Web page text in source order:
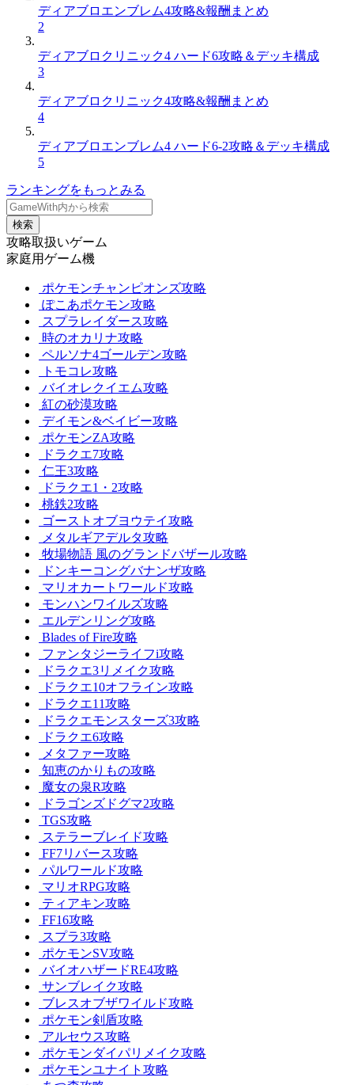
ディアブロエンブレム4攻略&報酬まとめ
2
ディアブロクリニック4 ハード6攻略＆デッキ構成
3
ディアブロクリニック4攻略&報酬まとめ
4
ディアブロエンブレム4 ハード6-2攻略＆デッキ構成
5
ランキングをもっとみる
検索
攻略取扱いゲーム
家庭用ゲーム機
ポケモンチャンピオンズ攻略
ぽこあポケモン攻略
スプラレイダース攻略
時のオカリナ攻略
ペルソナ4ゴールデン攻略
トモコレ攻略
バイオレクイエム攻略
紅の砂漠攻略
デイモン&ベイビー攻略
ポケモンZA攻略
ドラクエ7攻略
仁王3攻略
ドラクエ1・2攻略
桃鉄2攻略
ゴーストオブヨウテイ攻略
メタルギアデルタ攻略
牧場物語 風のグランドバザール攻略
ドンキーコングバナンザ攻略
マリオカートワールド攻略
モンハンワイルズ攻略
エルデンリング攻略
Blades of Fire攻略
ファンタジーライフi攻略
ドラクエ3リメイク攻略
ドラクエ10オフライン攻略
ドラクエ11攻略
ドラクエモンスターズ3攻略
ドラクエ6攻略
メタファー攻略
知恵のかりもの攻略
魔女の泉R攻略
ドラゴンズドグマ2攻略
TGS攻略
ステラーブレイド攻略
FF7リバース攻略
パルワールド攻略
マリオRPG攻略
ティアキン攻略
FF16攻略
スプラ3攻略
ポケモンSV攻略
バイオハザードRE4攻略
サンブレイク攻略
ブレスオブザワイルド攻略
ポケモン剣盾攻略
アルセウス攻略
ポケモンダイパリメイク攻略
ポケモンユナイト攻略